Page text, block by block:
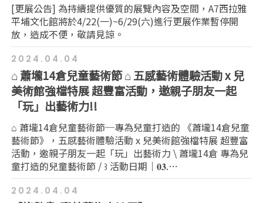
[更展公告] 為持續提供優質的展覽內容及空間，A7西拉雅
平埔文化館將於4/22(一)~6/29(六)進行更展作業暫停開
放，造成不便，敬請見諒。
2024.04.04
⌂ 蕭壠14倉兒童藝術節 ⌂ 五感藝術體驗活動 x 兒
美術館強檔特展 超豐富活動，邀親子朋友一起
「玩」出藝術力!!
⌂ 蕭壠14倉兒童藝術節─專為兒童打造的 《蕭壠14倉兒童
藝術節》，五感藝術體驗活動 x 兒美術館強檔特展 超豐富
活動，邀親子朋友一起「玩」出藝術力 \ 蕭壠14倉 專為兒
童打造的兒童藝術節 / ꒱ 活動日期｜𝟎𝟑.⋯
2024.04.04